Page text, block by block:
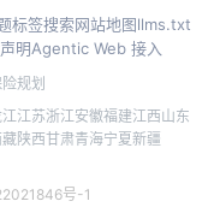
标签搜索网站地图llms.txt
明Agentic Web 接入
规划
江苏浙江安徽福建江西山东
藏陕西甘肃青海宁夏新疆
号-1